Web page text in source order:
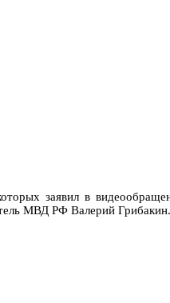
заявил в
МВД РФ Валерий Грибакин.